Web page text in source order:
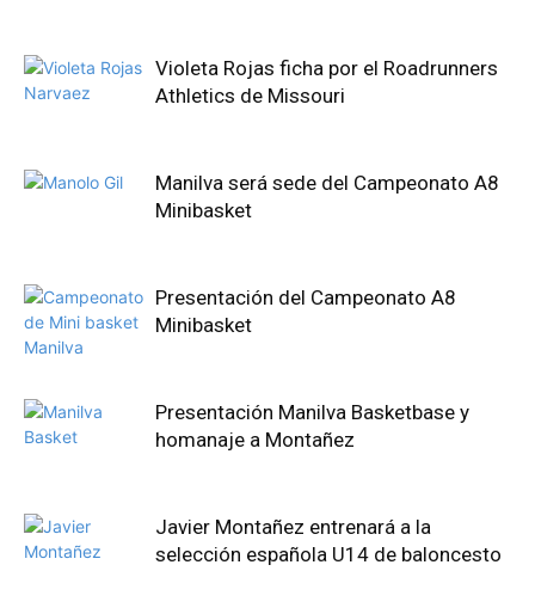
Violeta Rojas ficha por el Roadrunners
Athletics de Missouri
Manilva será sede del Campeonato A8
Minibasket
Presentación del Campeonato A8
Minibasket
Presentación Manilva Basketbase y
homanaje a Montañez
Javier Montañez entrenará a la
selección española U14 de baloncesto